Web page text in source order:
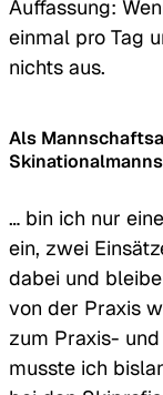
Auffassung:
einmal pro Tag
nichts aus.
Als
… bin ich nur
ein, zwei
dabei und
von der Praxis
zum Praxis-
musste ich